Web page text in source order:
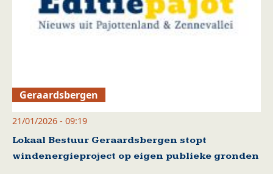
Geraardsbergen
21/01/2026 - 09:19
Lokaal Bestuur Geraardsbergen stopt
windenergieproject op eigen publieke gronden